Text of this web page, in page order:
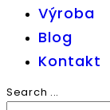
Výroba
Blog
Kontakt
Search ...